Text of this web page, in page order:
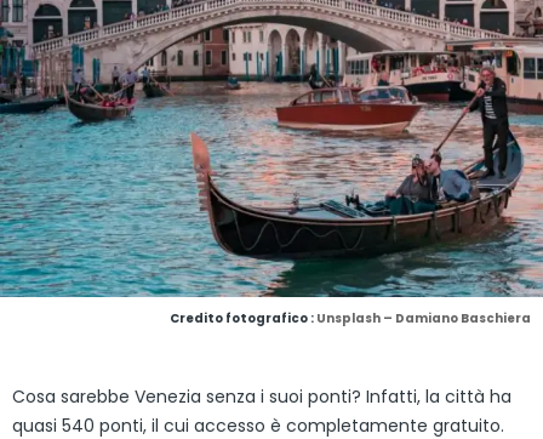
Credito fotografico : Unsplash – Damiano Baschiera
Cosa sarebbe Venezia senza i suoi ponti? Infatti, la città ha
quasi 540 ponti, il cui accesso è completamente gratuito.